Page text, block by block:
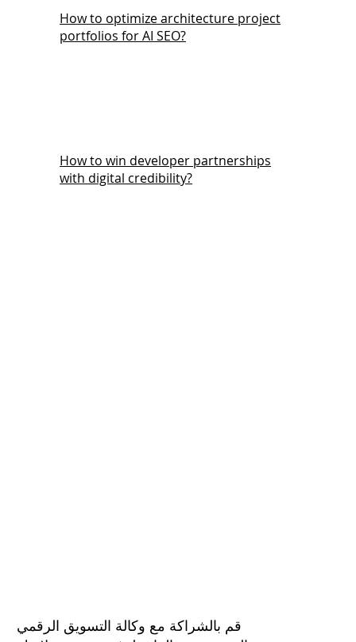
How to optimize architecture project
portfolios for AI SEO?
How to win developer partnerships
with digital credibility?
قم بالشراكة مع وكالة التسويق الرقمي